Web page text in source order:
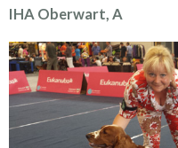
IHA Oberwart, A